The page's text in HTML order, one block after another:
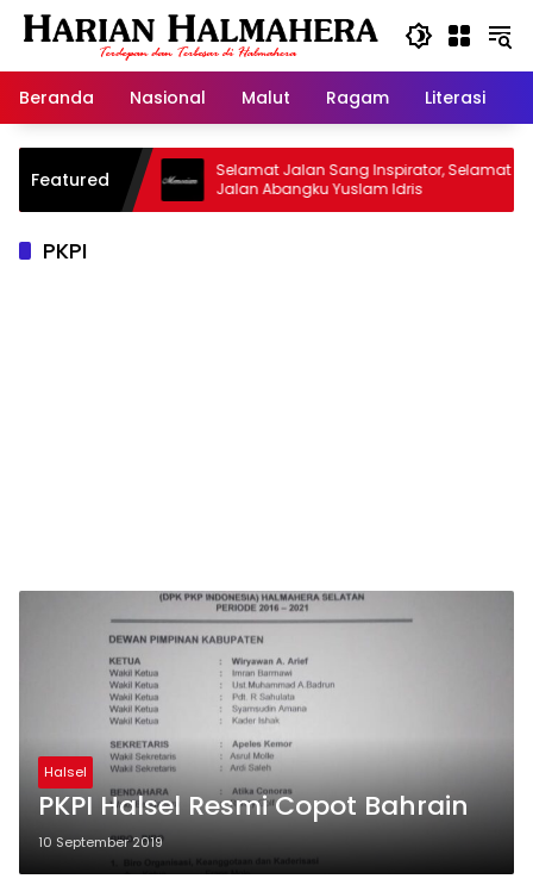
Langsung
Beranda
Nasional Malut Ragam Literasi
Featured
Warisan
Selamat Jalan Sang Inspirator, Selamat
Jalan Abangku Yuslam Idris
PKPI
Halsel
PKPI Halsel Resmi Copot Bahrain
10 September 2019